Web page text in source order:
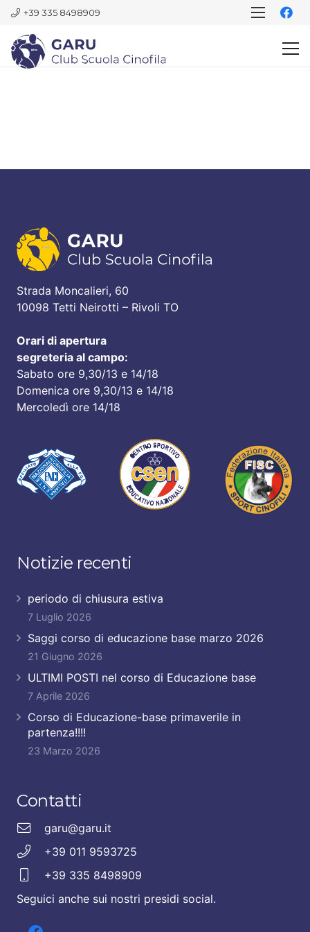
+39 335 8498909
Strada Moncalieri, 60
10098 Tetti Neirotti – Rivoli TO
Orari di apertura
segreteria al campo:
Sabato ore 9,30/13 e 14/18
Domenica ore 9,30/13 e 14/18
Mercoledì ore 14/18
Notizie recenti
periodo di chiusura estiva
7 Luglio 2026
Saggi corso di educazione base marzo 2026
21 Giugno 2026
ULTIMI POSTI nel corso di Educazione base
7 Aprile 2026
Corso di Educazione-base primaverile in
partenza!!!!
23 Marzo 2026
Contatti
garu@garu.it
+39 011 9593725
+39 335 8498909
Seguici anche sui nostri presidi social.